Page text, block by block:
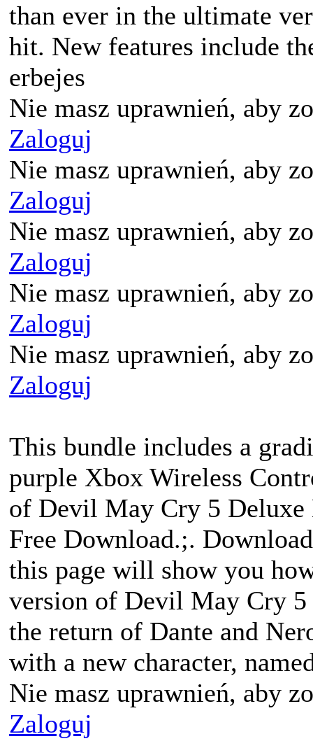
than ever in the ultimate
hit. New features include
erbejes
Nie masz uprawnień, aby
Zaloguj
Nie masz uprawnień, aby
Zaloguj
Nie masz uprawnień, aby
Zaloguj
Nie masz uprawnień, aby
Zaloguj
Nie masz uprawnień, aby
Zaloguj
This bundle includes a
purple Xbox Wireless
of Devil May Cry 5
Free Download.;.
this page will show you
version of Devil May Cry 5
the return of Dante and
with a new character,
Nie masz uprawnień, aby
Zaloguj